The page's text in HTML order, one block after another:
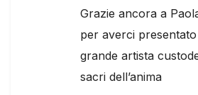
Grazie ancora a
per averci
grande artista
sacri dell’anima